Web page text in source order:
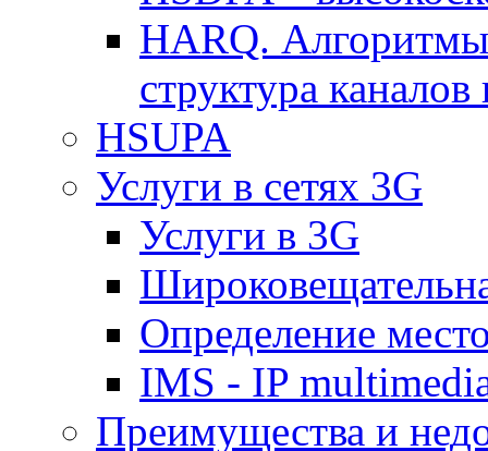
HARQ.
структура
HSUPA
Услуги в сетях 3G
Услуги в 3G
Определение
IMS - IP
Преимущества и